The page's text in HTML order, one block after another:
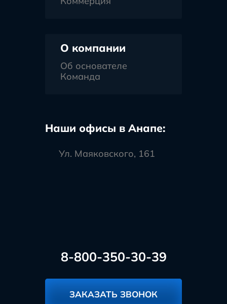
О компании
Об основателе
Команда
Наши офисы в Анапе:
Ул. Маяковского, 161
8-800-350-30-39
ЗАКАЗАТЬ ЗВОНОК